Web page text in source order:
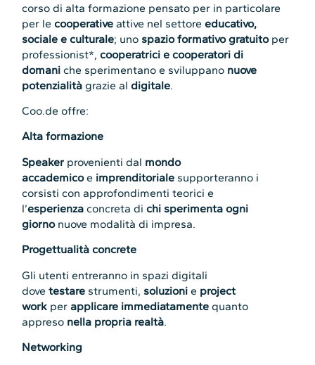
corso di alta formazione pensato per in particolare
per lecooperative attive nel settoreeducativo,
sociale e culturale; uno spazio formativo gratuitoper
professionist*,cooperatrici e cooperatori di
domani che sperimentano e sviluppano nuove
potenzialità grazie aldigitale.
Coo.de offre:
Alta formazione
Speaker provenienti dal mondo
accademicoe imprenditoriale supporteranno i
corsisti con approfondimenti teorici e
l’esperienza concreta dichi sperimenta ogni
giornonuove modalità di impresa.
Progettualità concrete
Gli utenti entreranno in spazi digitali
dovetestare strumenti, soluzioni e project
work perapplicare immediatamente quanto
appreso nella propria realtà.
Networking